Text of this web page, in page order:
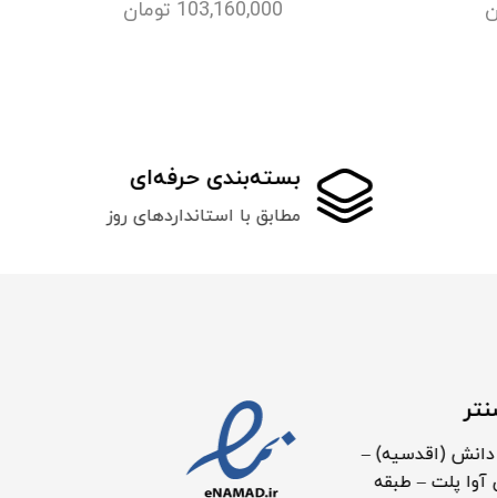
103,160,000 تومان
بسته‌بندی حرفه‌ای
مطابق با استانداردهای روز
دانش (اقدسیه) –
آوا پلت – طبقه